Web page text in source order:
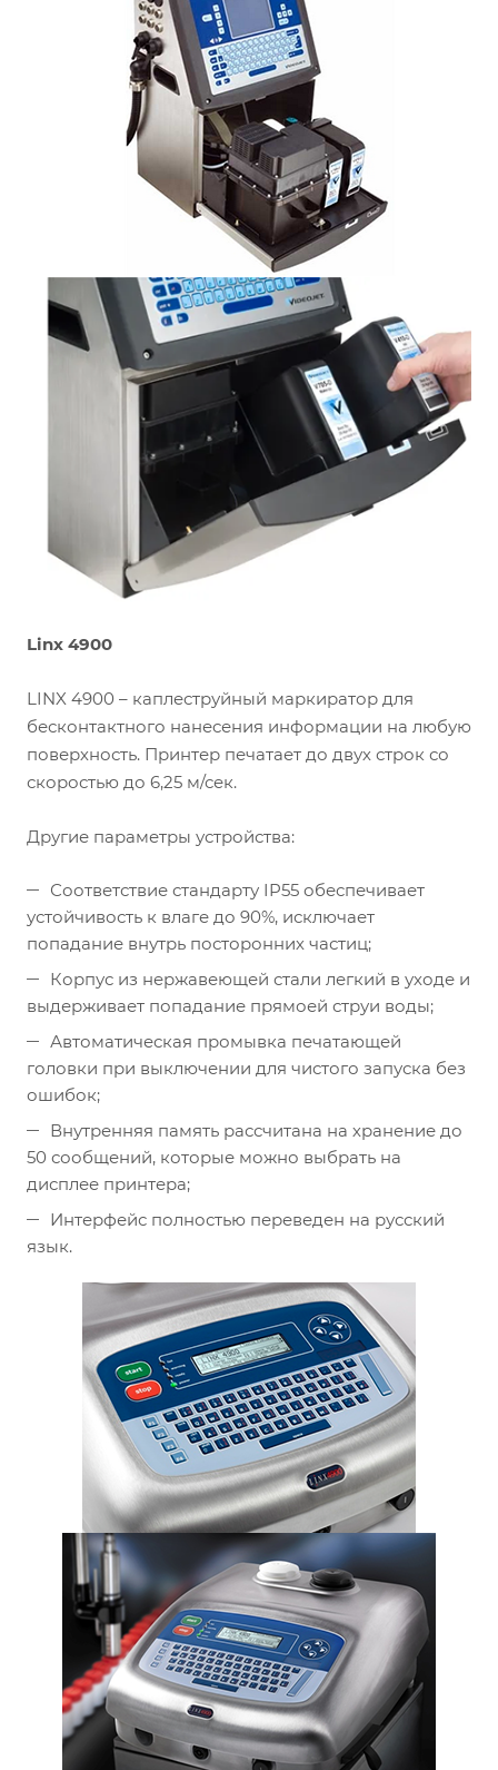
Linx 4900
LINX 4900 – каплеструйный маркиратор для
бесконтактного нанесения информации на любую
поверхность. Принтер печатает до двух строк со
скоростью до 6,25 м/сек.
Другие параметры устройства:
Соответствие стандарту IP55 обеспечивает
устойчивость к влаге до 90%, исключает
попадание внутрь посторонних частиц;
Корпус из нержавеющей стали легкий в уходе и
выдерживает попадание прямоей струи воды;
Автоматическая промывка печатающей
головки при выключении для чистого запуска без
ошибок;
Внутренняя память рассчитана на хранение до
50 сообщений, которые можно выбрать на
дисплее принтера;
Интерфейс полностью переведен на русский
язык.